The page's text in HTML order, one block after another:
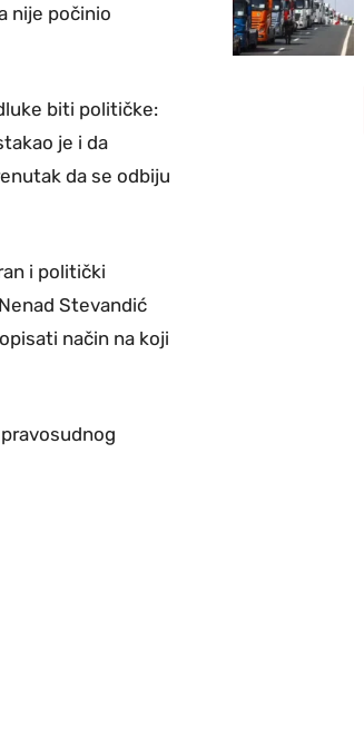
nije počinio
biti političke:
je i da
da se odbiju
i politički
Stevandić
način na koji